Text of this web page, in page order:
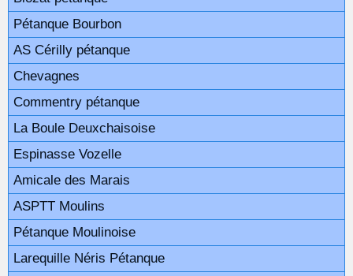
Pétanque Bourbon
AS Cérilly pétanque
Chevagnes
Commentry pétanque
La Boule Deuxchaisoise
Espinasse Vozelle
Amicale des Marais
ASPTT Moulins
Pétanque Moulinoise
Larequille Néris Pétanque